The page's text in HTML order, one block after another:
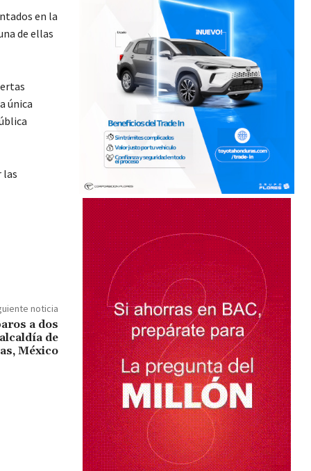
en la
de ellas
única
las
noticia
a dos
de
México